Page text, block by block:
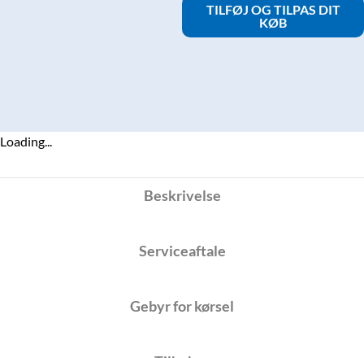
Vægmodel
installation)
TILFØJ OG TILPAS DIT
KØB
Loading...
Beskrivelse
Serviceaftale
Gebyr for kørsel